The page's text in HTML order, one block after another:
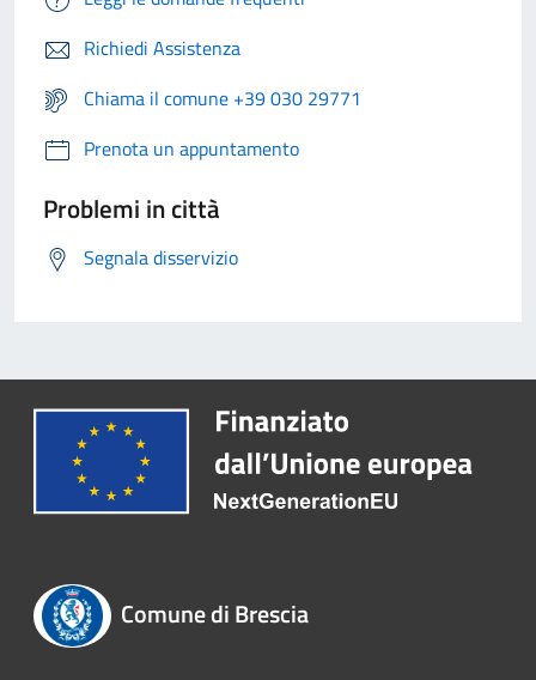
Richiedi Assistenza
Chiama il comune +39 030 29771
Prenota un appuntamento
Problemi in città
Segnala disservizio
Comune di Brescia